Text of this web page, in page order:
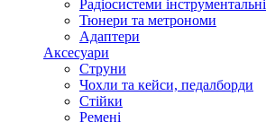
Радіосистеми інструментальні
Тюнери та метрономи
Адаптери
Аксесуари
Струни
Чохли та кейси, педалборди
Стійки
Ремені